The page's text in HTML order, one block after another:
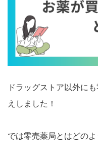
ドラッグストア以外に
えしました！
では零売薬局とはどの